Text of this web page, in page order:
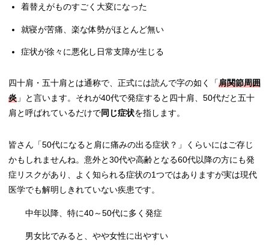
着替えがものすごく大変になった
就寝が苦痛、楽な体勢がほとんど無い
症状が徐々に悪化し日常支障が生じる
四十肩・五十肩とは通称で、正式には読んで字の如く「肩関節周囲
炎 」と言います。それが40代で発症すると四十肩、50代だと五十
肩と呼ばれているだけで同じ症状を指します。
皆さん「50代になると肩に痛みの出る症状？」くらいにはご存じ
かもしれませんね。意外と30代や高齢となる60代以降の方にも発
症リスクがあり、よく知られる症状の1つではありますが実は現代
医学でも解明しきれていない疾患です。
中年以降、特に40～50代に多く発症
男女比でみると、やや女性に出やすい